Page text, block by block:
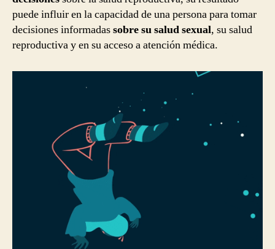
puede influir en la capacidad de una persona para tomar
decisiones informadassobre su salud sexual, su salud
reproductiva y en su acceso a atención médica.